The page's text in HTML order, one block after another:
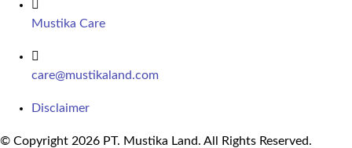
Mustika Care
care@mustikaland.com
Disclaimer
© Copyright 2026 PT. Mustika Land. All Rights Reserved.